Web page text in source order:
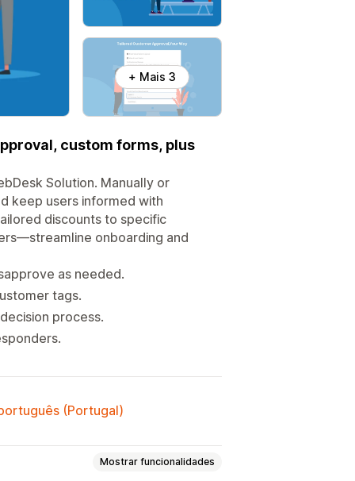
+ Mais 3
custom forms, plus
Solution. Manually or
keep users informed with
discounts to specific
onboarding and
as needed.
tags.
process.
(Portugal)
Mostrar funcionalidades